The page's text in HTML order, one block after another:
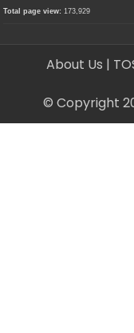
Total page view:173,929
About Us |
© Copyright